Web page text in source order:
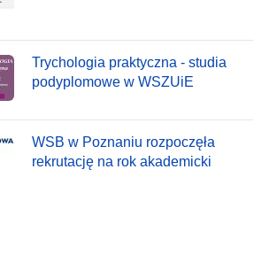
Trychologia praktyczna - studia
podyplomowe w WSZUiE
WSB w Poznaniu rozpoczęła
rekrutację na rok akademicki